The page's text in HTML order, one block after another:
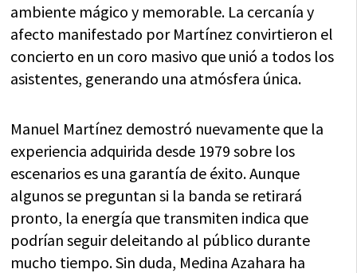
ambiente mágico y memorable. La cercanía y
afecto manifestado por Martínez convirtieron el
concierto en un coro masivo que unió a todos los
asistentes, generando una atmósfera única.
Manuel Martínez demostró nuevamente que la
experiencia adquirida desde 1979 sobre los
escenarios es una garantía de éxito. Aunque
algunos se preguntan si la banda se retirará
pronto, la energía que transmiten indica que
podrían seguir deleitando al público durante
mucho tiempo. Sin duda, Medina Azahara ha